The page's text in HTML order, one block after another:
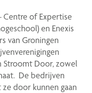
Centre of Expertise
en Enexis
van Groningen
Stroomt Door, zowel
De bedrijven
door kunnen gaan